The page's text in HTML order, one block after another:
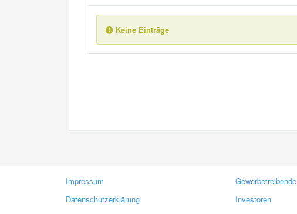
Keine Einträge
Impressum
Datenschutzerklärung
Gewerbetreibende
Investoren